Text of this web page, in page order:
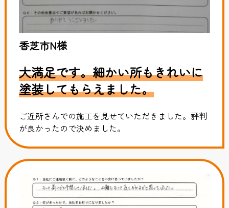
香芝市N様
大満足です。細かい所もきれいに
塗装してもらえました。
ご近所さんでの施工を見せていただきました。評判
が良かったので決めました。